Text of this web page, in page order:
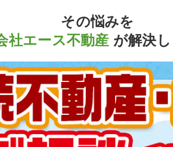
その悩みを
社エース不動産 が解決